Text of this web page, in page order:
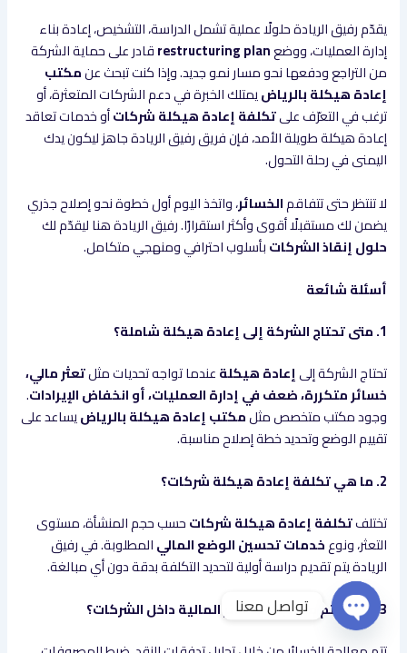
يقدّم رفيق الريادة حلولًا عملية تشمل الدراسة، التشخيص، إعادة بناء
إدارة العمليات، ووضعrestructuring planقادر على حماية الشركة
من التراجع ودفعها نحو مسار نمو جديد. وإذا كنت تبحث عنمكتب
إعادة هيكلة بالرياضيمتلك الخبرة في دعم الشركات المتعثرة، أو
ترغب في التعرّف علىتكلفة إعادة هيكلة شركاتأو خدمات تعاقد
إعادة هيكلة طويلة الأمد، فإن فريق رفيق الريادة جاهز ليكون يدك
اليمنى في رحلة التحول.
لا تنتظر حتى تتفاقمالخسائر، واتخذ اليوم أول خطوة نحو إصلاح جذري
يضمن لك مستقبلًا أقوى وأكثر استقرارًا. رفيق الريادة هنا ليقدّم لك
حلول إنقاذ الشركاتبأسلوب احترافي ومنهجي متكامل.
أسئلة شائعة
1. متى تحتاج الشركة إلى إعادة هيكلة شاملة؟
تحتاج الشركة إلىإعادة هيكلةعندما تواجه تحديات مثلتعثر مالي،
خسائر متكررة، ضعف في إدارة العمليات، أو انخفاض الإيرادات.
وجود مكتب متخصص مثلمكتب إعادة هيكلة بالرياضيساعد على
تقييم الوضع وتحديد خطة إصلاح مناسبة.
2. ما هي تكلفة إعادة هيكلة شركات؟
تختلفتكلفة إعادة هيكلة شركاتحسب حجم المنشأة، مستوى
التعثر، ونوعخدمات تحسين الوضع الماليالمطلوبة. في رفيق
الريادة يتم تقديم دراسة أولية لتحديد التكلفة بدقة دون أي مبالغة.
3. كيف تتم معالجة الخسائر المالية داخل الشركات؟
تواصل معنا
Open chaty